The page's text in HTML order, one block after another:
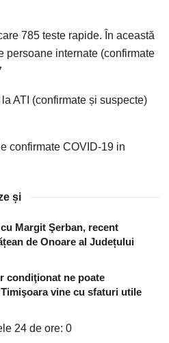
785 teste rapide. În această
persoane internate (confirmate
ATI (confirmate și suspecte)
confirmate COVID-19 in
și
Margit Şerban, recent
de Onoare al Județului
condiţionat ne poate
vine cu sfaturi utile
24 de ore: 0